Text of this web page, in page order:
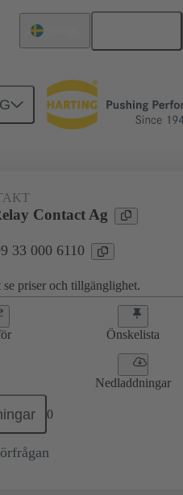
09 33 000 6110
Contact Ag
33 000 6110
priser och tillgänglighet.
Önskelista
Nedladdningar
0